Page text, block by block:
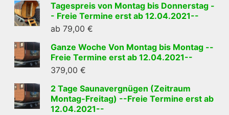
Tagespreis von Montag bis Donnerstag -
- Freie Termine erst ab 12.04.2021--
ab79,00€
Ganze Woche Von Montag bis Montag --
Freie Termine erst ab 12.04.2021--
379,00€
2 Tage Saunavergnügen (Zeitraum
Montag-Freitag) --Freie Termine erst ab
12.04.2021--